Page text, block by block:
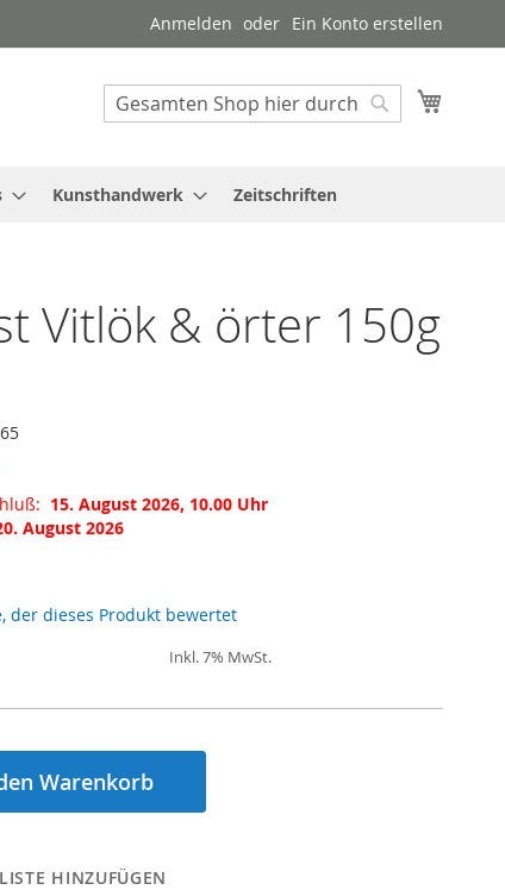
Anmelden Ein Konto erstellen
Suche
Kunsthandwerk Zeitschriften
Vitlök & örter 150g
15. August 2026, 10.00 Uhr
August 2026
der dieses Produkt bewertet
Inkl. 7% MwSt.
Warenkorb
HINZUFÜGEN